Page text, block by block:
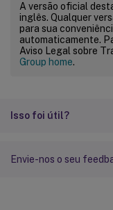
A versão oficial
inglês. Qualquer
para sua
automaticamente.
Aviso Legal sobre
Group home.
Isso foi útil?
Envie-nos o seu